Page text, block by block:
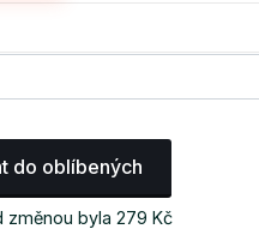
do oblíbených
byla 279 Kč